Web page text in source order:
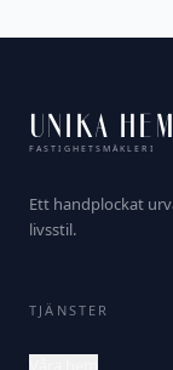
UNIKA HEM
FASTIGHETSMÄKLERI
Ett handplockat
livsstil.
TJÄNSTER